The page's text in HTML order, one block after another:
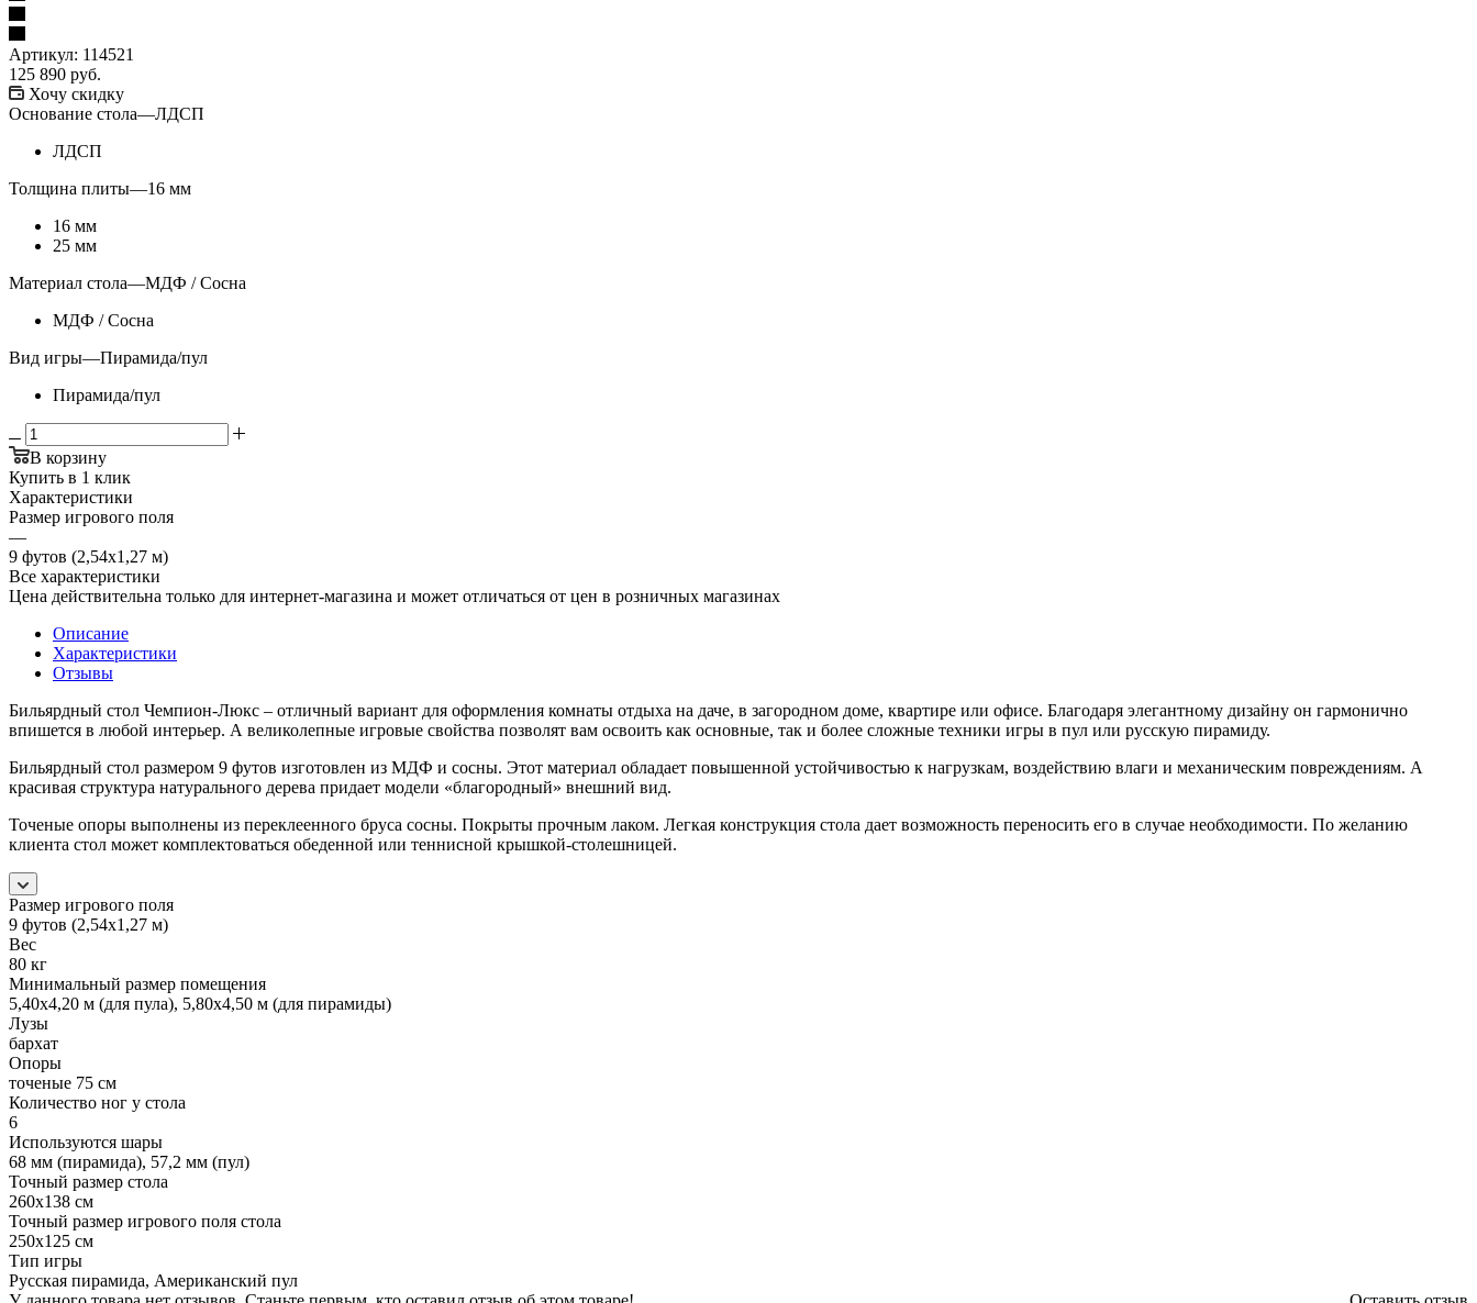
Артикул: 114521
125 890 руб.
Хочу скидку
Основание стола—ЛДСП
ЛДСП
Толщина плиты—16 мм
16 мм
25 мм
Материал стола—МДФ / Сосна
МДФ / Сосна
Вид игры—Пирамида/пул
Пирамида/пул
В корзину
Купить в 1 клик
Характеристики
Размер игрового поля
—
9 футов (2,54х1,27 м)
Все характеристики
Цена действительна только для интернет-магазина и может отличаться от цен в розничных магазинах
Описание
Характеристики
Отзывы
Бильярдный стол Чемпион-Люкс – отличный вариант для оформления комнаты отдыха на даче, в загородном доме, квартире или офисе. Благодаря элегантному дизайну он гармонично
впишется в любой интерьер. А великолепные игровые свойства позволят вам освоить как основные, так и более сложные техники игры в пул или русскую пирамиду.
Бильярдный стол размером 9 футов изготовлен из МДФ и сосны. Этот материал обладает повышенной устойчивостью к нагрузкам, воздействию влаги и механическим повреждениям. А
красивая структура натурального дерева придает модели «благородный» внешний вид.
Точеные опоры выполнены из переклеенного бруса сосны. Покрыты прочным лаком. Легкая конструкция стола дает возможность переносить его в случае необходимости. По желанию
клиента стол может комплектоваться обеденной или теннисной крышкой-столешницей.
Размер игрового поля
9 футов (2,54х1,27 м)
Вес
80 кг
Минимальный размер помещения
5,40х4,20 м (для пула), 5,80х4,50 м (для пирамиды)
Лузы
бархат
Опоры
точеные 75 см
Количество ног у стола
6
Используются шары
68 мм (пирамида), 57,2 мм (пул)
Точный размер стола
260х138 см
Точный размер игрового поля стола
250х125 см
Тип игры
Русская пирамида, Американский пул